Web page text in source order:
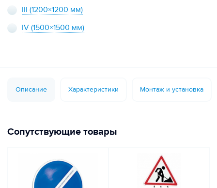
III (1200×1200 мм)
IV (1500×1500 мм)
Описание Характеристики Монтаж и установка
Сопутствующие товары